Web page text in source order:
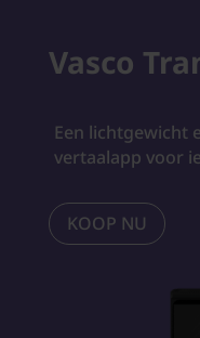
Vasco
Een lichtgewicht
vertaalapp voor
KOOP NU